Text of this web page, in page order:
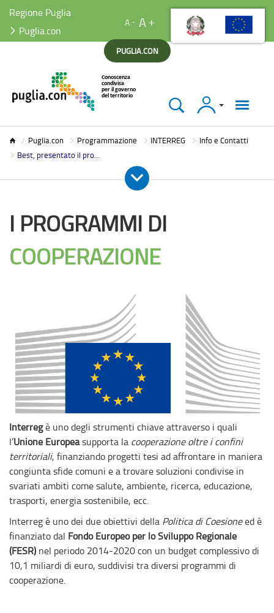
Regione Puglia
Puglia.con
A A
PUGLIA.CON
Accedi
Puglia.con Programmazione INTERREG
Info e Contatti
Best, presentato il progetto
I PROGRAMMI DI
COOPERAZIONE
Interregè uno degli strumenti chiave attraverso i quali
l’Unione Europeasupporta la cooperazione oltre i confini
territoriali, finanziando progetti tesi ad affrontare in maniera
congiunta sfide comuni e a trovare soluzioni condivise in
svariati ambiti come salute, ambiente, ricerca, educazione,
trasporti, energia sostenibile, ecc.
Interreg è uno dei due obiettivi della Politica di Coesioneed è
finanziato dal Fondo Europeo per lo Sviluppo Regionale
(FESR) nel periodo 2014-2020 con un budget complessivo di
10,1 miliardi di euro, suddivisi tra diversi programmi di
cooperazione.